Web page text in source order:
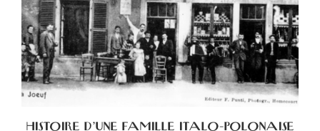
HISTOIRE D’UNE FAMILLE ITALO-POLONAISE